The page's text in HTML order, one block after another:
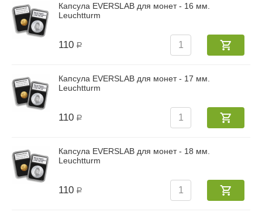
Капсула EVERSLAB для монет - 16 мм.
Leuchtturm
110 Р
Капсула EVERSLAB для монет - 17 мм.
Leuchtturm
110 Р
Капсула EVERSLAB для монет - 18 мм.
Leuchtturm
110 Р